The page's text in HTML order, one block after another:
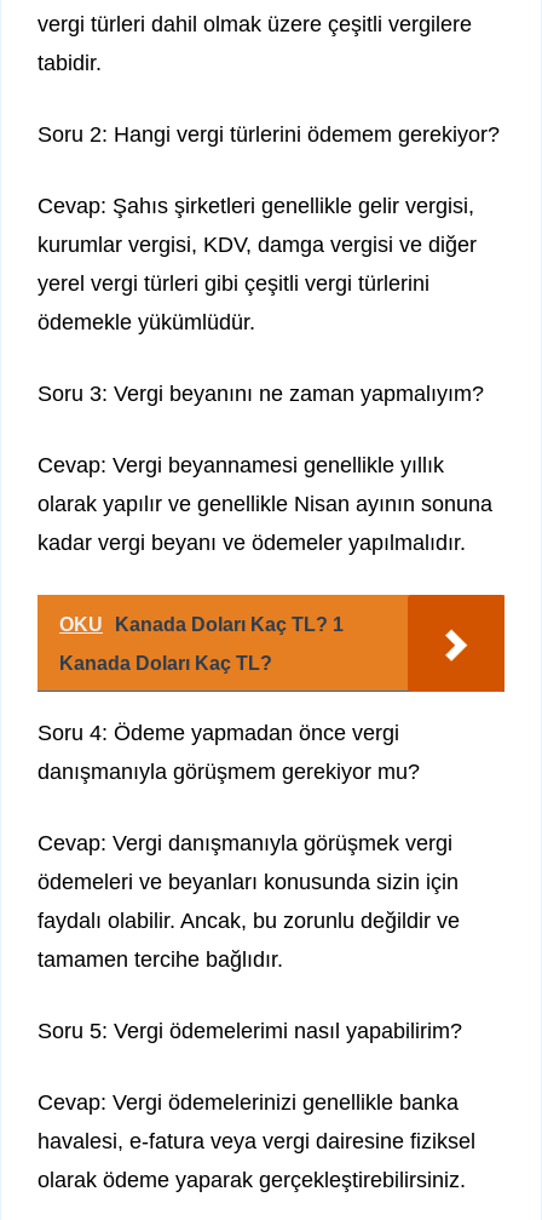
vergi türleri dahil olmak üzere çeşitli vergilere
tabidir.
Soru 2: Hangi vergi türlerini ödemem gerekiyor?
Cevap: Şahıs şirketleri genellikle gelir vergisi,
kurumlar vergisi, KDV, damga vergisi ve diğer
yerel vergi türleri gibi çeşitli vergi türlerini
ödemekle yükümlüdür.
Soru 3: Vergi beyanını ne zaman yapmalıyım?
Cevap: Vergi beyannamesi genellikle yıllık
olarak yapılır ve genellikle Nisan ayının sonuna
kadar vergi beyanı ve ödemeler yapılmalıdır.
OKU
Kanada Doları Kaç TL? 1
Kanada Doları Kaç TL?
Soru 4: Ödeme yapmadan önce vergi
danışmanıyla görüşmem gerekiyor mu?
Cevap: Vergi danışmanıyla görüşmek vergi
ödemeleri ve beyanları konusunda sizin için
faydalı olabilir. Ancak, bu zorunlu değildir ve
tamamen tercihe bağlıdır.
Soru 5: Vergi ödemelerimi nasıl yapabilirim?
Cevap: Vergi ödemelerinizi genellikle banka
havalesi, e-fatura veya vergi dairesine fiziksel
olarak ödeme yaparak gerçekleştirebilirsiniz.